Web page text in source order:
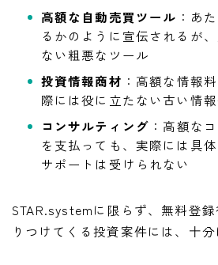
高額な自動売買ツール ：あ
るかのように宣伝されるが
ない粗悪なツール
投資情報商材 ：高額な情報
際には役に立たない古い情
コンサルティング ：高額な
を支払っても、実際には具
サポートは受けられない
STAR.systemに限らず、無料登
りつけてくる投資案件には、十分